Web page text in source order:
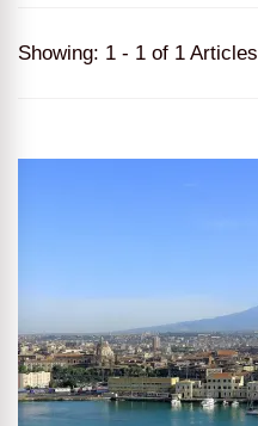
Showing: 1 - 1 of 1 Articles